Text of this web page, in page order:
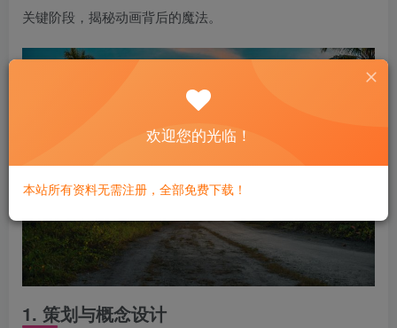
关键阶段，揭秘动画背后的魔法。
1. 策划与概念设计
欢迎您的光临！
本站所有资料无需注册，全部免费下载！